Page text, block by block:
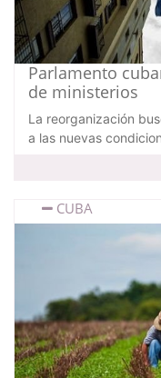
Parlamento
de ministerios
La reorganización
a las nuevas
CUBA